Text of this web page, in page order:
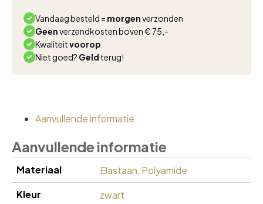
aantal
Vandaag besteld = morgenverzonden
Geenverzendkosten boven € 75,-
Kwaliteitvoorop
Niet goed? Geld terug!
Aanvullende informatie
Aanvullende informatie
Materiaal Elastaan, Polyamide
Kleur
zwart